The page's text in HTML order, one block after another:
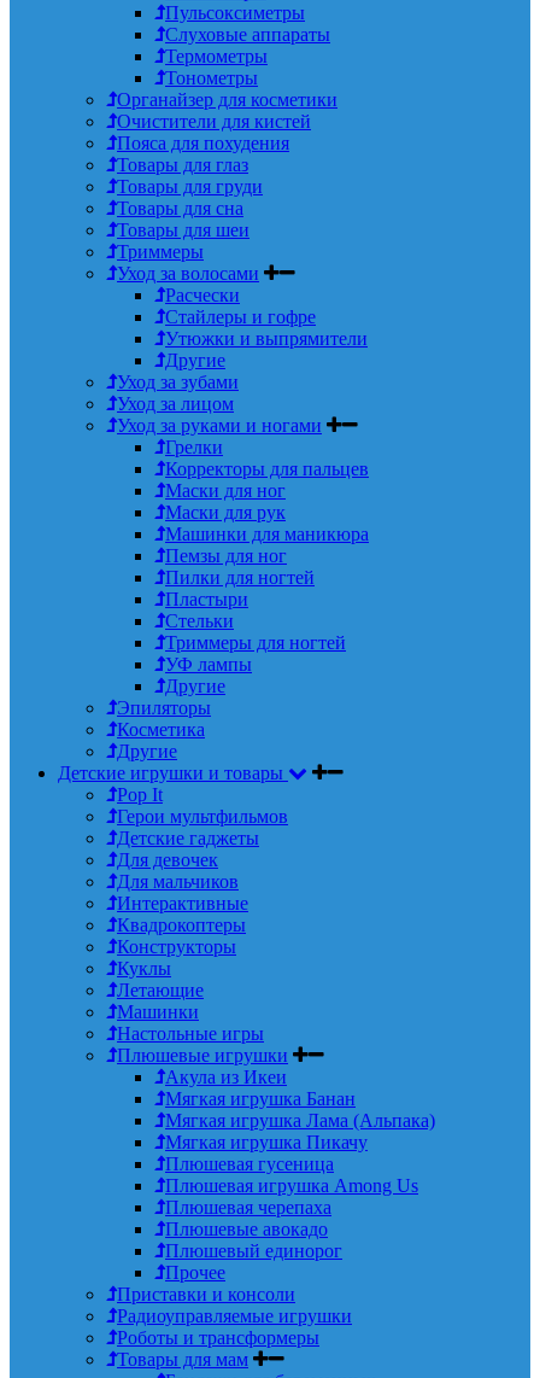
Пульсоксиметры
Слуховые аппараты
Термометры
Тонометры
Органайзер для косметики
Очистители для кистей
Пояса для похудения
Товары для глаз
Товары для груди
Товары для сна
Товары для шеи
Триммеры
Уход за волосами
Расчески
Стайлеры и гофре
Утюжки и выпрямители
Другие
Уход за зубами
Уход за лицом
Уход за руками и ногами
Грелки
Корректоры для пальцев
Маски для ног
Маски для рук
Машинки для маникюра
Пемзы для ног
Пилки для ногтей
Пластыри
Стельки
Триммеры для ногтей
УФ лампы
Другие
Эпиляторы
Косметика
Другие
Детские игрушки и товары
Pop It
Герои мультфильмов
Детские гаджеты
Для девочек
Для мальчиков
Интерактивные
Квадрокоптеры
Конструкторы
Куклы
Летающие
Машинки
Настольные игры
Плюшевые игрушки
Акула из Икеи
Мягкая игрушка Банан
Мягкая игрушка Лама (Альпака)
Мягкая игрушка Пикачу
Плюшевая гусеница
Плюшевая игрушка Among Us
Плюшевая черепаха
Плюшевые авокадо
Плюшевый единорог
Прочее
Приставки и консоли
Радиоуправляемые игрушки
Роботы и трансформеры
Товары для мам